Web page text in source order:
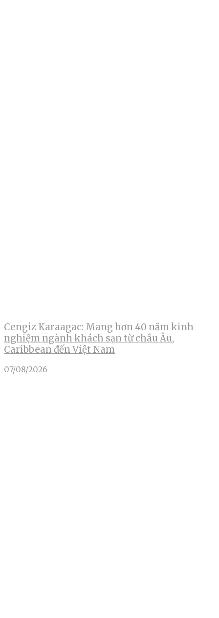
Cengiz Karaagac: Mang hơn 40 năm kinh
nghiệm ngành khách sạn từ châu Âu,
Caribbean đến Việt Nam
07/08/2026